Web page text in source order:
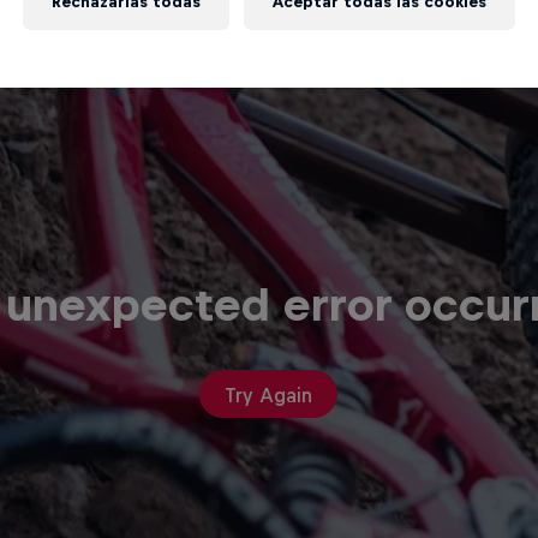
error
Try Again